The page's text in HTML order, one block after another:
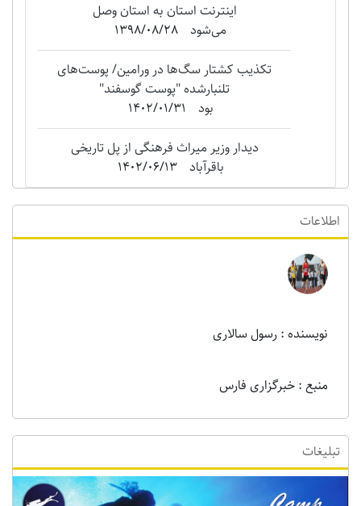
اینترنت استان به استان وصل
می‌شود
1398/08/28
تکذیب کشتار سگ‌ها در ورامین/ پوست‌های
تلنبارشده "‌پوست گوسفند"
بود
1402/01/31
دیدار وزیر میراث فرهنگی از پل تاریخی
باقرآباد
1402/06/13
اطلاعات
نویسنده : رسول سالاری
منبع : خبرگزاری فارس
تبلیغات